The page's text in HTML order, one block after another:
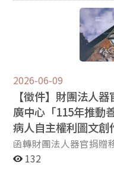
社會，不僅帶來照顧需
結及社區支持成為重要
合作，本校高齡社會勞
2026社區心理健康論
討高齡社區心理健康的發展
市中正區中山南路11號） 【主辦單位】國立中正大學高
齡社會勞動與福祉研究中心（
發表暨焦點座談，採「
談」模式進行 發表與探討 【核心主題】超高齡社
心理健康促進、社區支持與共
https://forms.gle/
方論壇簡章
2026-06-09
【徵件】財團法人
廣中心「115年推動
病人自主權利圖文創
函轉財團法人器官捐贈
「115年推動善終三法
132